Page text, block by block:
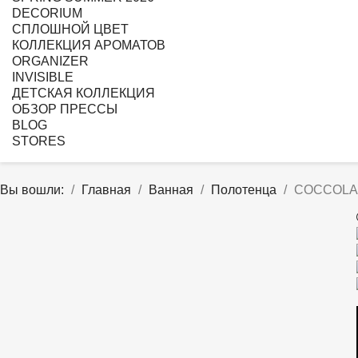
DECORIUM
CПЛОШНОЙ ЦВЕТ
КОЛЛЕКЦИЯ АРОМАТОВ
ORGANIZER
INVISIBLE
ДЕТСКАЯ КОЛЛЕКЦИЯ
ОБЗОР ПРЕССЫ
BLOG
STORES
Вы вошли: Главная Ванная Полотенца